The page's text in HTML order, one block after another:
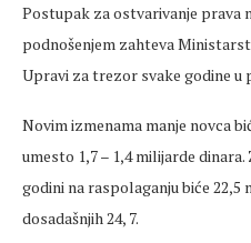
Postupak za ostvarivanje prava
podnošenjem zahteva
Upravi za trezor svake godine u
Novim izmenama manje novca
umesto 1,7 – 1,4 milijarde
godini na raspolaganju biće 22,5
dosadašnjih 24, 7.